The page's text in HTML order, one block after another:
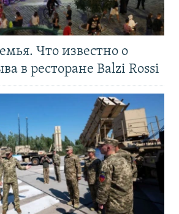
Что известно о
в ресторане Balzi Rossi